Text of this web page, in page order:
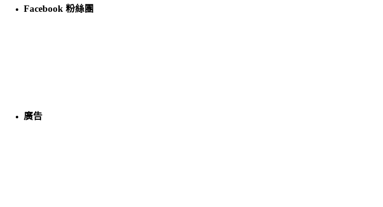
Facebook 粉絲團
廣告